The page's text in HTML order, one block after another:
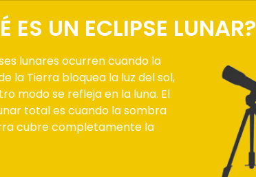
ES UN ECLIPSE LUNAR?
lunares ocurren cuando la
la Tierra bloquea la luz del sol,
modo se refleja en la luna. El
total es cuando la sombra
cubre completamente la